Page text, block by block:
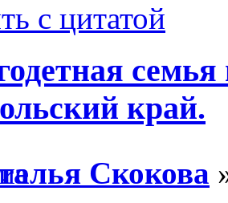
с цитатой
край.
Скокова